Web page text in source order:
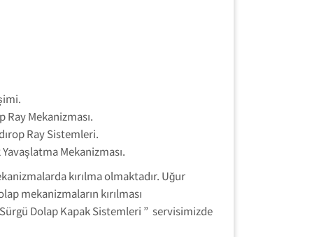
Mekanizması.
Ray Sistemleri.
Mekanizması.
kırılma olmaktadır. Uğur
mekanizmaların kırılması
Dolap Kapak Sistemleri ” servisimizde